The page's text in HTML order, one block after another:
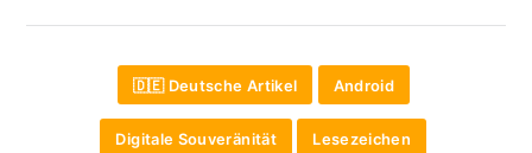
🇩🇪 Deutsche Artikel Android
Digitale Souveränität Lesezeichen